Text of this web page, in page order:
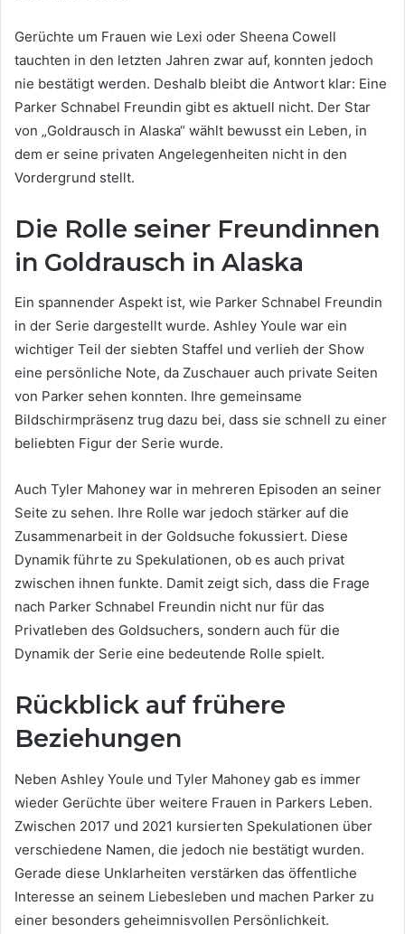
Gerüchte um Frauen wie Lexi oder Sheena Cowell
tauchten in den letzten Jahren zwar auf, konnten jedoch
nie bestätigt werden. Deshalb bleibt die Antwort klar: Eine
Parker Schnabel Freundin gibt es aktuell nicht. Der Star
von „Goldrausch in Alaska“ wählt bewusst ein Leben, in
dem er seine privaten Angelegenheiten nicht in den
Vordergrund stellt.
Die Rolle seiner Freundinnen
in Goldrausch in Alaska
Ein spannender Aspekt ist, wie Parker Schnabel Freundin
in der Serie dargestellt wurde. Ashley Youle war ein
wichtiger Teil der siebten Staffel und verlieh der Show
eine persönliche Note, da Zuschauer auch private Seiten
von Parker sehen konnten. Ihre gemeinsame
Bildschirmpräsenz trug dazu bei, dass sie schnell zu einer
beliebten Figur der Serie wurde.
Auch Tyler Mahoney war in mehreren Episoden an seiner
Seite zu sehen. Ihre Rolle war jedoch stärker auf die
Zusammenarbeit in der Goldsuche fokussiert. Diese
Dynamik führte zu Spekulationen, ob es auch privat
zwischen ihnen funkte. Damit zeigt sich, dass die Frage
nach Parker Schnabel Freundin nicht nur für das
Privatleben des Goldsuchers, sondern auch für die
Dynamik der Serie eine bedeutende Rolle spielt.
Rückblick auf frühere
Beziehungen
Neben Ashley Youle und Tyler Mahoney gab es immer
wieder Gerüchte über weitere Frauen in Parkers Leben.
Zwischen 2017 und 2021 kursierten Spekulationen über
verschiedene Namen, die jedoch nie bestätigt wurden.
Gerade diese Unklarheiten verstärken das öffentliche
Interesse an seinem Liebesleben und machen Parker zu
einer besonders geheimnisvollen Persönlichkeit.